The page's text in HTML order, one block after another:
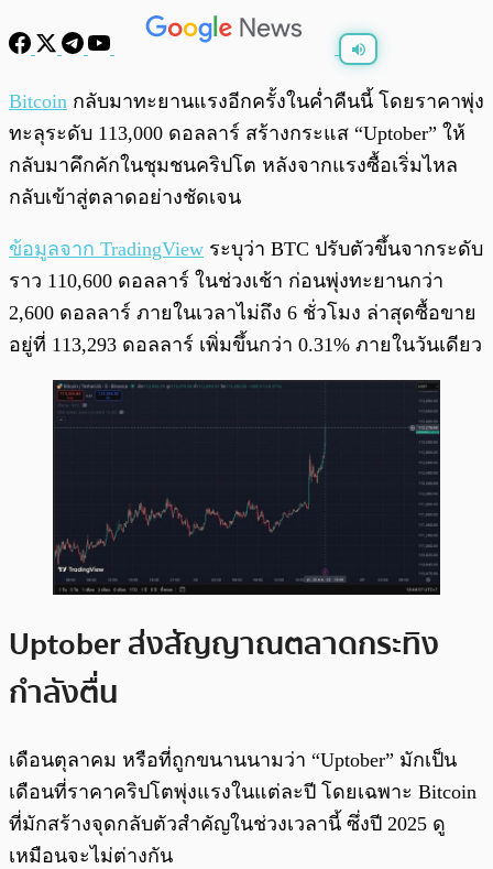
พร้อมเล่น 0:00
Bitcoin กลับมาทะยานแรงอีกครั้งในค่ำคืนนี้ โดยราคาพุ่ง
ทะลุระดับ 113,000 ดอลลาร์ สร้างกระแส “Uptober” ให้
กลับมาคึกคักในชุมชนคริปโต หลังจากแรงซื้อเริ่มไหล
กลับเข้าสู่ตลาดอย่างชัดเจน
ข้อมูลจาก TradingView ระบุว่า BTC ปรับตัวขึ้นจากระดับ
ราว 110,600 ดอลลาร์ ในช่วงเช้า ก่อนพุ่งทะยานกว่า
2,600 ดอลลาร์ ภายในเวลาไม่ถึง 6 ชั่วโมง ล่าสุดซื้อขาย
อยู่ที่ 113,293 ดอลลาร์ เพิ่มขึ้นกว่า 0.31% ภายในวันเดียว
Uptober ส่งสัญญาณตลาดกระทิง
กำลังตื่น
เดือนตุลาคม หรือที่ถูกขนานนามว่า “Uptober” มักเป็น
เดือนที่ราคาคริปโตพุ่งแรงในแต่ละปี โดยเฉพาะ Bitcoin
ที่มักสร้างจุดกลับตัวสำคัญในช่วงเวลานี้ ซึ่งปี 2025 ดู
เหมือนจะไม่ต่างกัน